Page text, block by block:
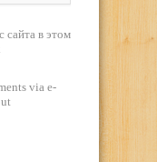
сайта в этом
via e-